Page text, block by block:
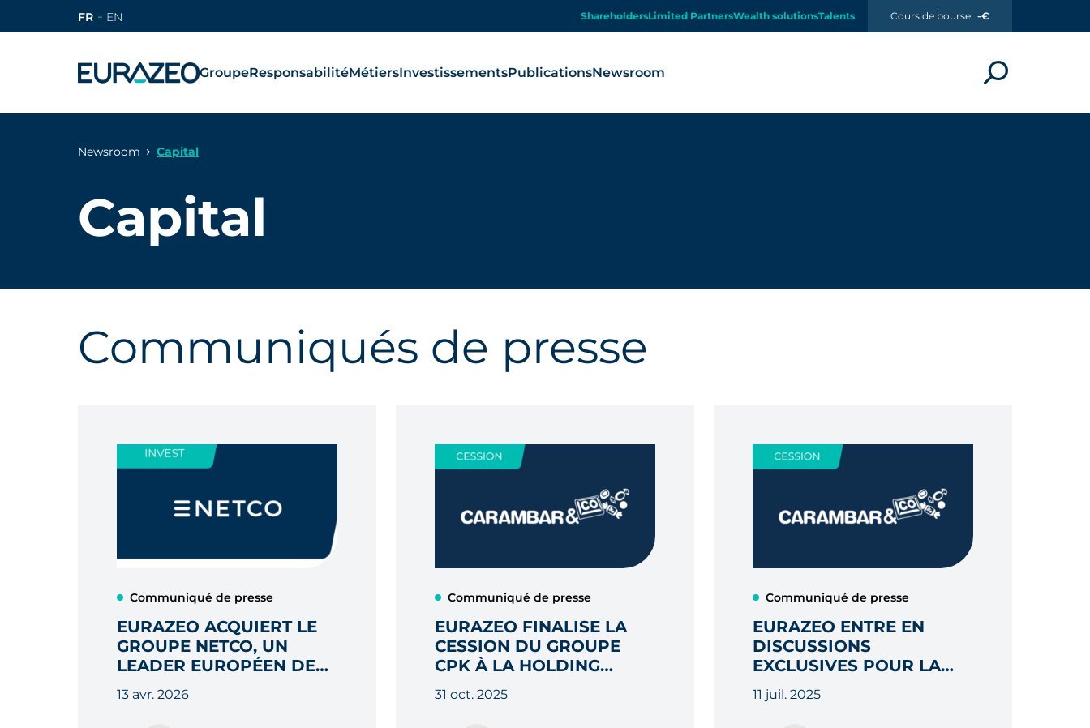
FR EN ShareholdersLimited PartnersWealth solutionsTalents Cours de bourse -€
GroupeResponsabilitéMétiersInvestissementsPublicationsNewsroom
Newsroom Capital
Capital
Communiqués de presse
Communiqué de presse
EURAZEO ACQUIERT LE
GROUPE NETCO, UN
LEADER EUROPÉEN DES
SERVICES DE
MAINTENANCE
13 avr. 2026
Communiqué de presse
EURAZEO FINALISE LA
CESSION DU GROUPE
CPK À LA HOLDING
EUROPÉENNE DE
FERRARA
31 oct. 2025
Communiqué de presse
EURAZEO ENTRE EN
DISCUSSIONS
EXCLUSIVES POUR LA
CESSION DE SA
PARTICIPATION DANS LE
11 juil. 2025